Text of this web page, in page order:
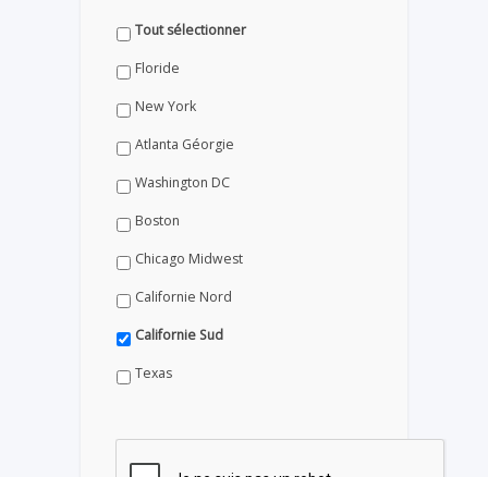
Tout sélectionner
Floride
New York
Atlanta Géorgie
Washington DC
Boston
Chicago Midwest
Californie Nord
Californie Sud
Texas